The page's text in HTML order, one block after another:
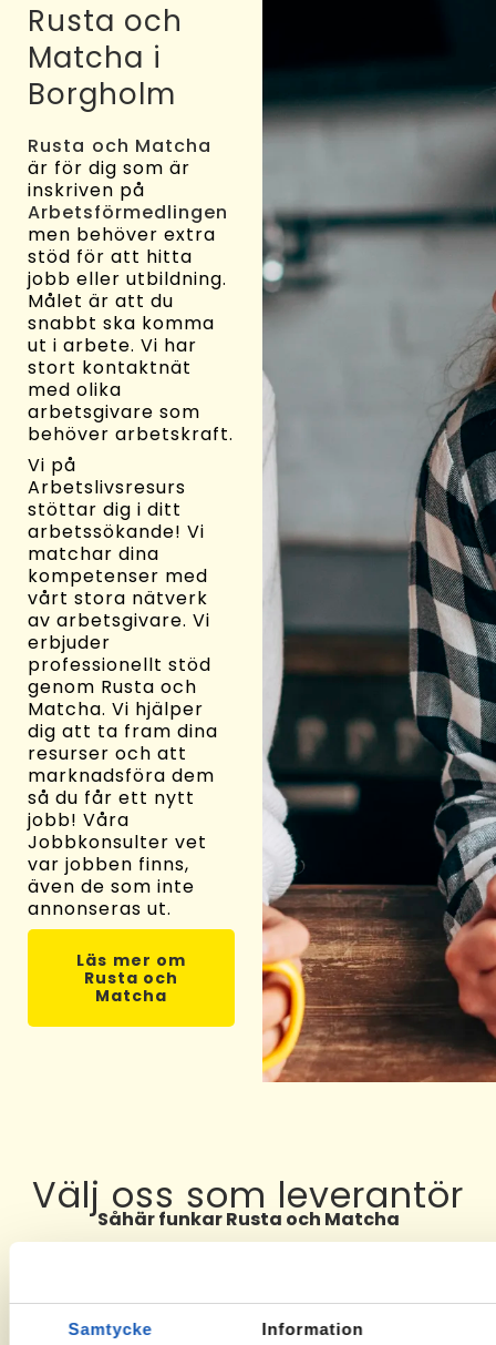
Samtycke Information
Rusta och
Matcha i
Borgholm
Rusta och Matcha
är för dig som är
inskriven på
Arbetsförmedlingen
men behöver extra
stöd för att hitta
jobb eller utbildning.
Målet är att du
snabbt ska komma
ut i arbete. Vi har
stort kontaktnät
med olika
arbetsgivare som
behöver arbetskraft.
Vi på
Arbetslivsresurs
stöttar dig i ditt
arbetssökande! Vi
matchar dina
kompetenser med
vårt stora nätverk
av arbetsgivare. Vi
erbjuder
professionellt stöd
genom Rusta och
Matcha. Vi hjälper
dig att ta fram dina
resurser och att
marknadsföra dem
så du får ett nytt
jobb! Våra
Jobbkonsulter vet
var jobben finns,
även de som inte
annonseras ut.
Läs mer om
Rusta och
Matcha
Välj oss som leverantör
Såhär funkar Rusta och Matcha
01 02 03